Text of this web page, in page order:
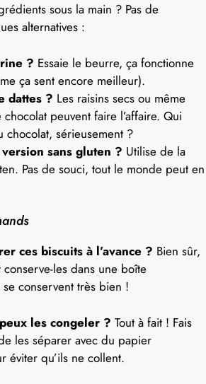
sous la main ? Pas de
alternatives :
? Essaie le beurre, ça fonctionne
ça sent encore meilleur).
dattes ? Les raisins secs ou même
peuvent faire l’affaire. Qui
chocolat, sérieusement ?
version sans gluten ? Utilise de la
Pas de souci, tout le monde peut en
ces biscuits à l’avance ? Bien sûr,
les dans une boîte
conservent très bien !
les congeler ? Tout à fait ! Fais
les séparer avec du papier
éviter qu’ils ne collent.